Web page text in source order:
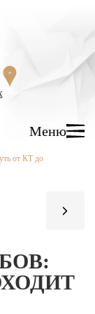
Меню
от КТ до
Меню